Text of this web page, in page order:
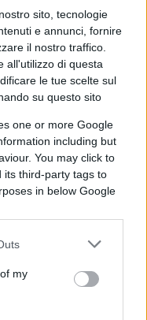
sito, tecnologie
e annunci, fornire
il nostro traffico.
all'utilizzo di questa
le tue scelte sul
su questo sito
one or more Google
including but
You may click to
its third-party tags to
in below Google
my
ricostruito gli
il coraggio di
le 24enne era
medicare, una
dello
Il presunto
Squadra Mobile
fortuna.
convalida del
carcere. Il